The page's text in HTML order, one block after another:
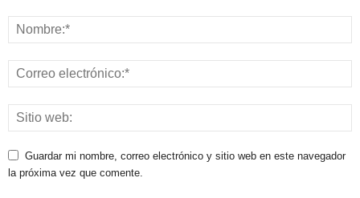
Guardar mi nombre, correo electrónico y sitio web en este navegador
la próxima vez que comente.